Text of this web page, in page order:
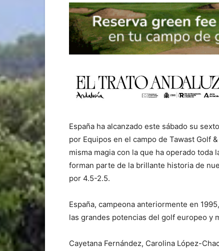
España ha alcanzado este sábado su
por Equipos en el campo de Tawast Golf
misma magia con la que ha operado toda
forman parte de la brillante historia de
por 4.5-2.5.
España, campeona anteriormente en
las grandes potencias del golf europeo y
Cayetana Fernández, Carolina López-